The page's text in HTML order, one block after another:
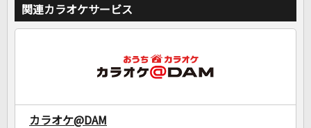
関連カラオケサービス
カラオケ@DAM